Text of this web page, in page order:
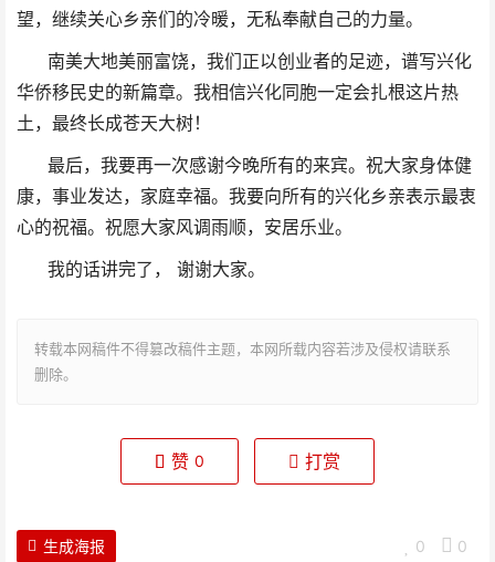
望，继续关心乡亲们的冷暖，无私奉献自己的力量。
南美大地美丽富饶，我们正以创业者的足迹，谱写兴化
华侨移民史的新篇章。我相信兴化同胞一定会扎根这片热
土，最终长成苍天大树！
最后，我要再一次感谢今晚所有的来宾。祝大家身体健
康，事业发达，家庭幸福。我要向所有的兴化乡亲表示最衷
心的祝福。祝愿大家风调雨顺，安居乐业。
我的话讲完了， 谢谢大家。
转载本网稿件不得篡改稿件主题，本网所载内容若涉及侵权请联系
删除。
赞 0 打赏
0 0
生成海报